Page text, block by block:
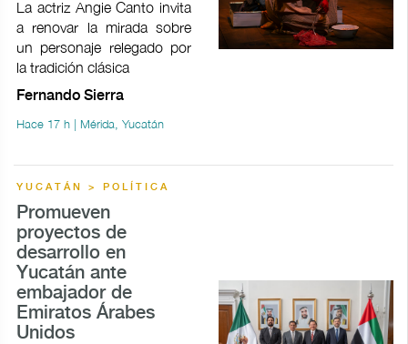
La actriz Angie Canto invita
a renovar la mirada sobre
un personaje relegado por
la tradición clásica
Fernando Sierra
Hace 17 h | Mérida, Yucatán
YUCATÁN > POLÍTICA
Promueven
proyectos de
desarrollo en
Yucatán ante
embajador de
Emiratos Árabes
Unidos